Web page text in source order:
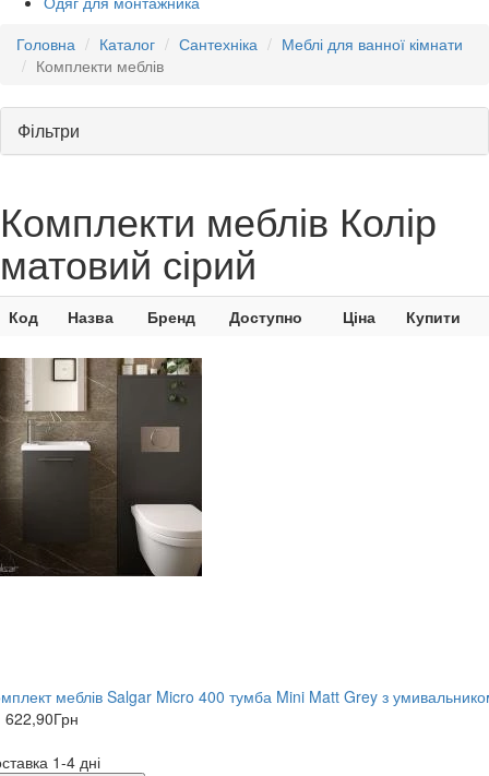
Головна
Каталог Сантехніка
Меблі для ванної кімнати
Комплекти меблів
Фільтри
Комплекти меблів Колір
матовий сірий
Код Назва Бренд Доступно Ціна Купити
меблів Salgar Micro 400 тумба Mini Matt Grey з
622,90Грн
1-4 дні